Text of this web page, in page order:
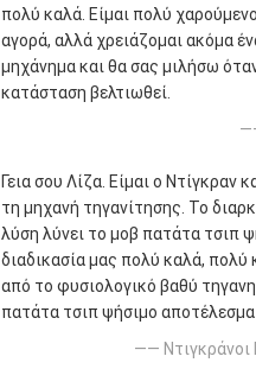
πολύ καλά. Είμαι πολύ
αγορά, αλλά χρειάζομαι ακόμα
μηχάνημα και θα σας μιλήσω
κατάσταση βελτιωθεί.
Γεια σου Λίζα. Είμαι ο Ντίγκραν
τη μηχανή τηγανίτησης. Το
λύση λύνει το μοβ πατάτα τσιπ
διαδικασία μας πολύ καλά, πολύ
από το φυσιολογικό βαθύ
πατάτα τσιπ ψήσιμο αποτέλεσμα
—— Ντιγκράνοι